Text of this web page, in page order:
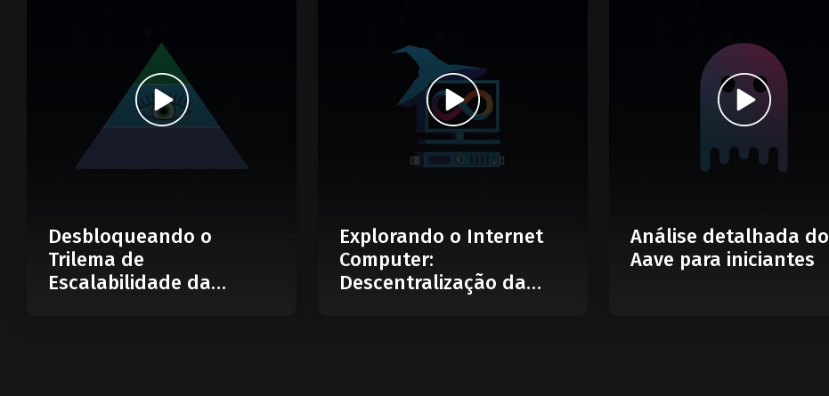
Desbloqueando o
Trilema de
Escalabilidade da
Explorando o Internet
Computer:
Descentralização da
Análise detalhada do
Aave para iniciantes